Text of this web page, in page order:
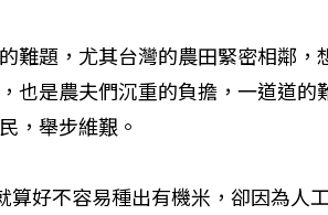
難題，尤其台灣的農田緊密相鄰，
也是農夫們沉重的負擔，一道道的
，舉步維艱。
算好不容易種出有機米，卻因為人